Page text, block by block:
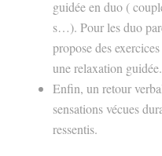
guidée en duo (
s…). Pour les duo
propose des
une relaxation guidée.
Enfin, un retour
sensations vécues
ressentis.